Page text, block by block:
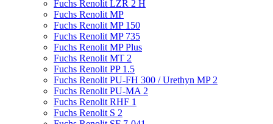
Fuchs Renolit LZR 2 H
Fuchs Renolit MP
Fuchs Renolit MP 150
Fuchs Renolit MP 735
Fuchs Renolit MP Plus
Fuchs Renolit MT 2
Fuchs Renolit PP 1.5
Fuchs Renolit PU-FH 300 / Urethyn MP 2
Fuchs Renolit PU-MA 2
Fuchs Renolit RHF 1
Fuchs Renolit S 2